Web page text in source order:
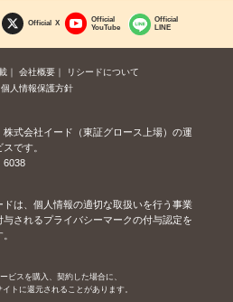
Official X
Official
YouTube
Official
LINE
会社概要
リシードについて
個人情報保護方針
株式会社イード（東証グロース上場）の運
です。
6038
ドは、個人情報の適切な取扱いを行う事業
与されるプライバシーマークの付与認定を
ビスを購入、契約した場合に、
トに還元されることがあります。